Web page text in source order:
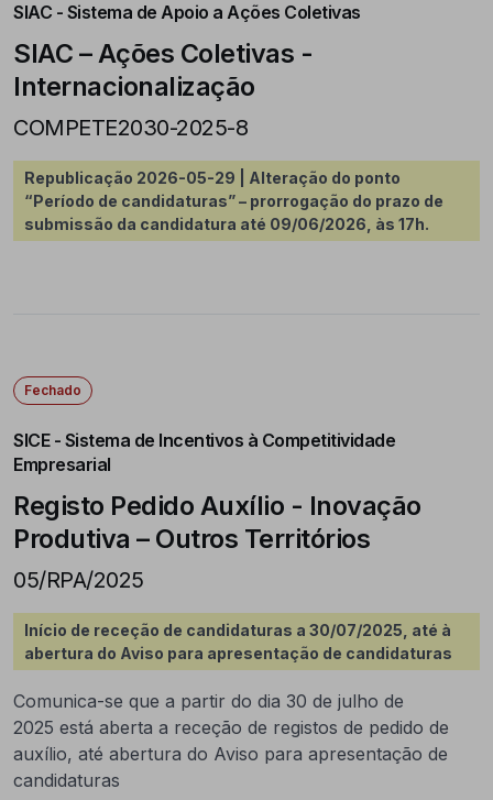
SIAC - Sistema de Apoio a Ações Coletivas
SIAC – Ações Coletivas -
Internacionalização
COMPETE2030-2025-8
Republicação 2026-05-29 | Alteração do ponto
“Período de candidaturas” – prorrogação do prazo de
submissão da candidatura até 09/06/2026, às 17h.
Fechado
SICE - Sistema de Incentivos à Competitividade
Empresarial
Registo Pedido Auxílio - Inovação
Produtiva – Outros Territórios
05/RPA/2025
Início de receção de candidaturas a 30/07/2025, até à
abertura do Aviso para apresentação de candidaturas
Comunica-se que a partir do dia 30 de julho de
2025 está aberta a receção de registos de pedido de
auxílio, até abertura do Aviso para apresentação de
candidaturas